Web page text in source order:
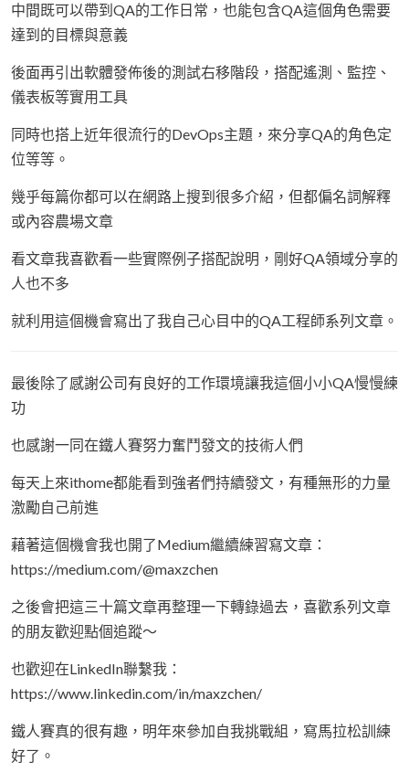
中間既可以帶到QA的工作日常，也能包含QA這個角色需要
達到的目標與意義
後面再引出軟體發佈後的測試右移階段，搭配遙測、監控、
儀表板等實用工具
同時也搭上近年很流行的DevOps主題，來分享QA的角色定
位等等。
幾乎每篇你都可以在網路上搜到很多介紹，但都偏名詞解釋
或內容農場文章
看文章我喜歡看一些實際例子搭配說明，剛好QA領域分享的
人也不多
就利用這個機會寫出了我自己心目中的QA工程師系列文章。
最後除了感謝公司有良好的工作環境讓我這個小小QA慢慢練
功
也感謝一同在鐵人賽努力奮鬥發文的技術人們
每天上來ithome都能看到強者們持續發文，有種無形的力量
激勵自己前進
藉著這個機會我也開了Medium繼續練習寫文章：
https://medium.com/@maxzchen
之後會把這三十篇文章再整理一下轉錄過去，喜歡系列文章
的朋友歡迎點個追蹤～
也歡迎在LinkedIn聯繫我：
https://www.linkedin.com/in/maxzchen/
鐵人賽真的很有趣，明年來參加自我挑戰組，寫馬拉松訓練
好了。